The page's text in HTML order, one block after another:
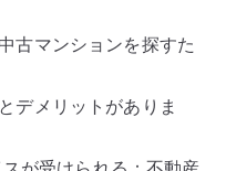
古マンションを探すた
デメリットがありま